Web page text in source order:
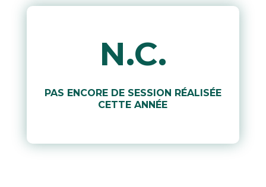
N.C.
PAS ENCORE DE SESSION RÉALISÉE
CETTE ANNÉE